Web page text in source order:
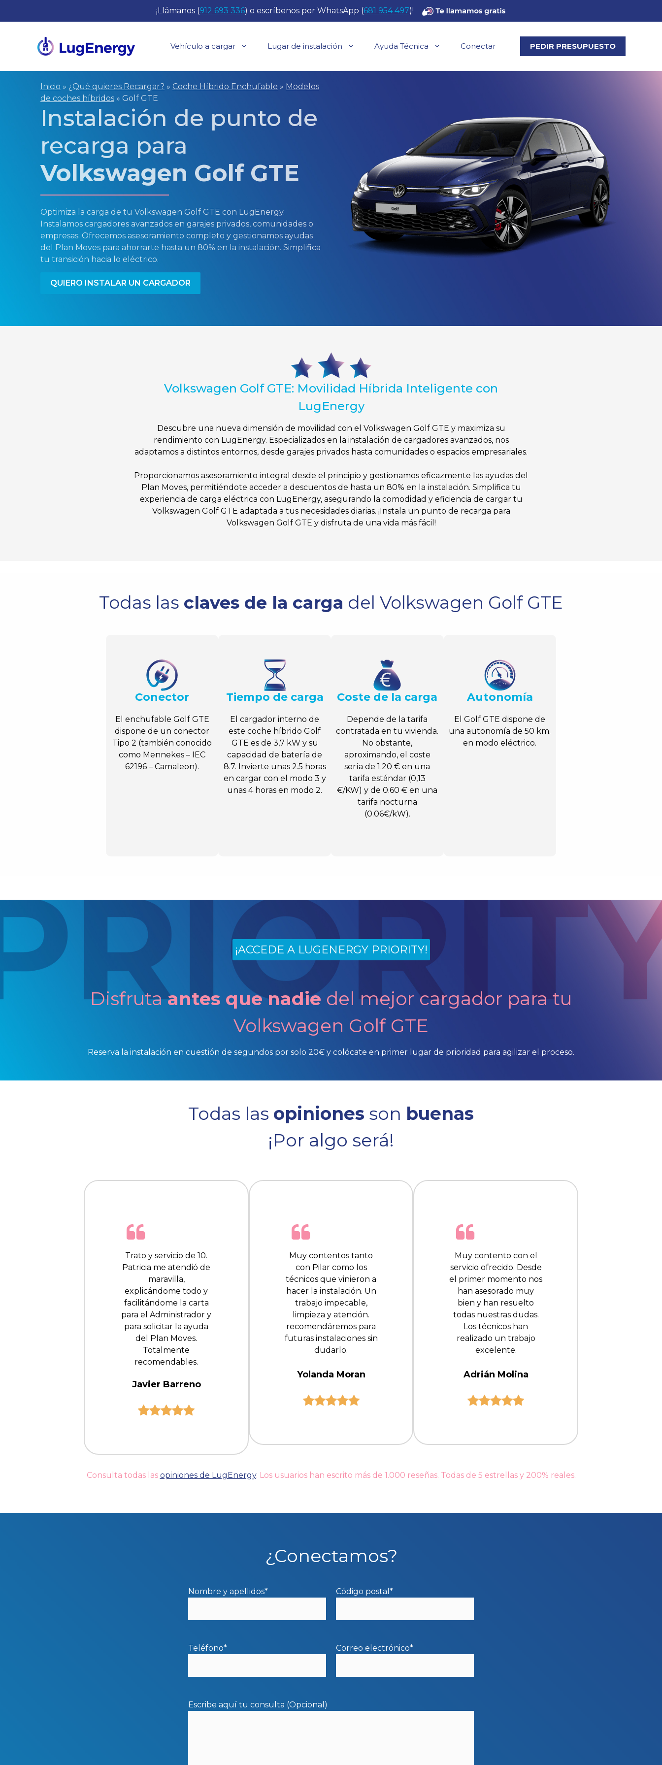
¡Llámanos (912 693 336) o escríbenos por WhatsApp (681 954 497)!
Vehículo a cargar Lugar de instalación Ayuda Técnica Conectar PEDIR PRESUPUESTO
Inicio » ¿Qué quieres Recargar? » Coche Híbrido Enchufable » Modelos
de coches híbridos » Golf GTE
Instalación de punto de
recarga para
Volkswagen Golf GTE
Optimiza la carga de tu Volkswagen Golf GTE con LugEnergy.
Instalamos cargadores avanzados en garajes privados, comunidades o
empresas. Ofrecemos asesoramiento completo y gestionamos ayudas
del Plan Moves para ahorrarte hasta un 80% en la instalación. Simplifica
tu transición hacia lo eléctrico.
QUIERO INSTALAR UN CARGADOR
Volkswagen Golf GTE: Movilidad Híbrida Inteligente con
LugEnergy
Descubre una nueva dimensión de movilidad con el Volkswagen Golf GTE y maximiza su
rendimiento con LugEnergy. Especializados en la instalación de cargadores avanzados, nos
adaptamos a distintos entornos, desde garajes privados hasta comunidades o espacios empresariales.
Proporcionamos asesoramiento integral desde el principio y gestionamos eficazmente las ayudas del
Plan Moves, permitiéndote acceder a descuentos de hasta un 80% en la instalación. Simplifica tu
experiencia de carga eléctrica con LugEnergy, asegurando la comodidad y eficiencia de cargar tu
Volkswagen Golf GTE adaptada a tus necesidades diarias. ¡Instala un punto de recarga para
Volkswagen Golf GTE y disfruta de una vida más fácil!
Todas las claves de la carga del Volkswagen Golf GTE
Conector
El enchufable Golf GTE
dispone de un conector
Tipo 2 (también conocido
como Mennekes – IEC
62196 – Camaleon).
Tiempo de carga
El cargador interno de
este coche híbrido Golf
GTE es de 3,7 kW y su
capacidad de batería de
8.7. Invierte unas 2.5 horas
en cargar con el modo 3 y
unas 4 horas en modo 2.
Coste de la carga
Depende de la tarifa
contratada en tu vivienda.
No obstante,
aproximando, el coste
sería de 1.20 € en una
tarifa estándar (0,13
€/KW) y de 0.60 € en una
tarifa nocturna
(0.06€/kW).
Autonomía
El Golf GTE dispone de
una autonomía de 50 km.
en modo eléctrico.
¡ACCEDE A LUGENERGY PRIORITY!
Disfrutaantes que nadie del mejor cargador para tu
Volkswagen Golf GTE
Reserva la instalación en cuestión de segundos por solo 20€ y colócate en primer lugar de prioridad para agilizar el proceso.
Todas las opiniones son buenas
¡Por algo será!
Trato y servicio de 10.
Patricia me atendió de
maravilla,
explicándome todo y
facilitándome la carta
para el Administrador y
para solicitar la ayuda
del Plan Moves.
Totalmente
recomendables.
Javier Barreno
Muy contentos tanto
con Pilar como los
técnicos que vinieron a
hacer la instalación. Un
trabajo impecable,
limpieza y atención.
recomendáremos para
futuras instalaciones sin
dudarlo.
Yolanda Moran
Muy contento con el
servicio ofrecido. Desde
el primer momento nos
han asesorado muy
bien y han resuelto
todas nuestras dudas.
Los técnicos han
realizado un trabajo
excelente.
Adrián Molina
Consulta todas las opiniones de LugEnergy. Los usuarios han escrito más de 1.000 reseñas. Todas de 5 estrellas y 200% reales.
¿Conectamos?
Nombre y apellidos* Código postal*
Teléfono* Correo electrónico*
Escribe aquí tu consulta (Opcional)